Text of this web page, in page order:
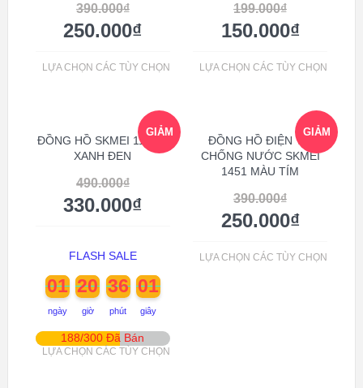
390.000₫
250.000₫
LỰA CHỌN CÁC TÙY CHỌN
199.000₫
150.000₫
LỰA CHỌN CÁC TÙY CHỌN
GIẢM
ĐỒNG HỒ SKMEI 1163 –
XANH ĐEN
490.000₫
330.000₫
FLASH SALE
01
ngày
20
giờ
36
phút
01
giây
188/300 Đã Bán
LỰA CHỌN CÁC TÙY CHỌN
GIẢM
ĐỒNG HỒ ĐIỆN TỬ
CHỐNG NƯỚC SKMEI
1451 MÀU TÍM
390.000₫
250.000₫
LỰA CHỌN CÁC TÙY CHỌN